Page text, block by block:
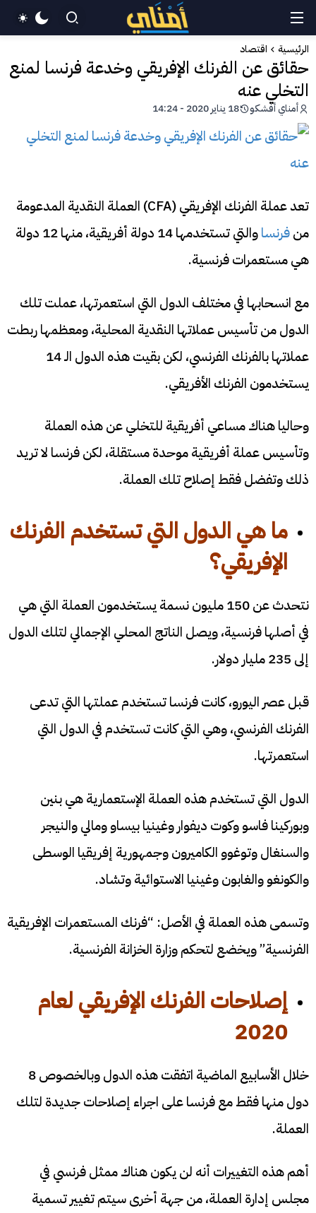
الرئيسية اقتصاد
حقائق عن الفرنك الإفريقي وخدعة فرنسا لمنع
التخلي عنه
أمناي أفشكو 18 يناير 2020 - 14:24
تعد عملة الفرنك الإفريقي (CFA) العملة النقدية المدعومة
منفرنسا
والتي تستخدمها 14 دولة أفريقية، منها 12 دولة
هي مستعمرات فرنسية.
مع انسحابها في مختلف الدول التي استعمرتها، عملت تلك
الدول من تأسيس عملاتها النقدية المحلية، ومعظمها ربطت
عملاتها بالفرنك الفرنسي، لكن بقيت هذه الدول الـ 14
يستخدمون الفرنك الأفريقي.
وحاليا هناك مساعي أفريقية للتخلي عن هذه العملة
وتأسيس عملة أفريقية موحدة مستقلة، لكن فرنسا لا تريد
ذلك وتفضل فقط إصلاح تلك العملة.
ما هي الدول التي تستخدم الفرنك
الإفريقي؟
نتحدث عن 150 مليون نسمة يستخدمون العملة التي هي
في أصلها فرنسية، ويصل الناتج المحلي الإجمالي لتلك الدول
إلى 235 مليار دولار.
قبل عصر اليورو، كانت فرنسا تستخدم عملتها التي تدعى
الفرنك الفرنسي، وهي التي كانت تستخدم في الدول التي
استعمرتها.
الدول التي تستخدم هذه العملة الإستعمارية هي بنين
وبوركينا فاسو وكوت ديفوار وغينيا بيساو ومالي والنيجر
والسنغال وتوغوو الكاميرون وجمهورية إفريقيا الوسطى
والكونغو والغابون وغينيا الاستوائية وتشاد.
وتسمى هذه العملة في الأصل: “فرنك المستعمرات الإفريقية
الفرنسية” ويخضع لتحكم وزارة الخزانة الفرنسية.
إصلاحاتالفرنك الإفريقيلعام
2020
خلال الأسابيع الماضية اتفقت هذه الدول وبالخصوص 8
دول منها فقط مع فرنسا على اجراء إصلاحات جديدة لتلك
العملة.
أهم هذه التغييرات أنه لن يكون هناك ممثل فرنسي في
مجلس إدارة العملة، من جهة أخرى سيتم تغيير تسمية